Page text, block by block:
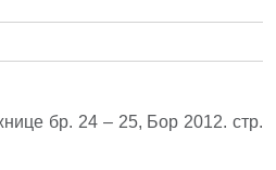
бр. 24 – 25, Бор 2012. стр.